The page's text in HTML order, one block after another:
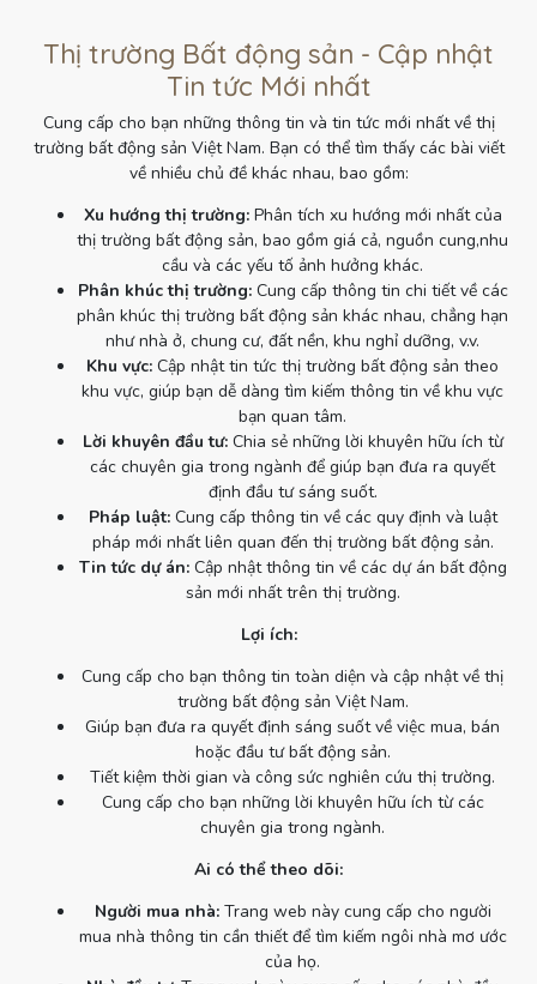
Thị trường Bất động sản - Cập nhật
Tin tức Mới nhất
Cung cấp cho bạn những thông tin và tin tức mới nhất về thị
trường bất động sản Việt Nam. Bạn có thể tìm thấy các bài viết
về nhiều chủ đề khác nhau, bao gồm:
Xu hướng thị trường:Phân tích xu hướng mới nhất của
thị trường bất động sản, bao gồm giá cả, nguồn cung,nhu
cầu và các yếu tố ảnh hưởng khác.
Phân khúc thị trường:Cung cấp thông tin chi tiết về các
phân khúc thị trường bất động sản khác nhau, chẳng hạn
như nhà ở, chung cư, đất nền, khu nghỉ dưỡng, v.v.
Khu vực: Cập nhật tin tức thị trường bất động sản theo
khu vực, giúp bạn dễ dàng tìm kiếm thông tin về khu vực
bạn quan tâm.
Lời khuyên đầu tư:Chia sẻ những lời khuyên hữu ích từ
các chuyên gia trong ngành để giúp bạn đưa ra quyết
định đầu tư sáng suốt.
Pháp luật:Cung cấp thông tin về các quy định và luật
pháp mới nhất liên quan đến thị trường bất động sản.
Tin tức dự án:Cập nhật thông tin về các dự án bất động
sản mới nhất trên thị trường.
Lợi ích:
Cung cấp cho bạn thông tin toàn diện và cập nhật về thị
trường bất động sản Việt Nam.
Giúp bạn đưa ra quyết định sáng suốt về việc mua, bán
hoặc đầu tư bất động sản.
Tiết kiệm thời gian và công sức nghiên cứu thị trường.
Cung cấp cho bạn những lời khuyên hữu ích từ các
chuyên gia trong ngành.
Ai có thể theo dõi:
Người mua nhà:Trang web này cung cấp cho người
mua nhà thông tin cần thiết để tìm kiếm ngôi nhà mơ ước
của họ.